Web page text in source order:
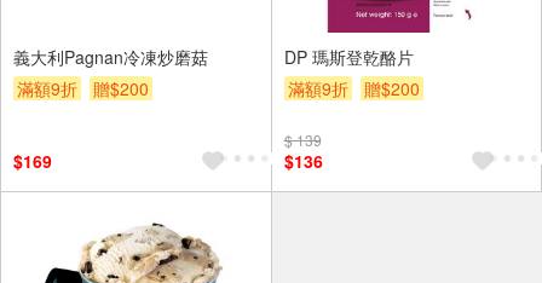
義大利Pagnan冷凍炒磨菇
滿額9折
贈$200
$169
DP 瑪斯登乾酪片
滿額9折
贈$200
$ 139
$136